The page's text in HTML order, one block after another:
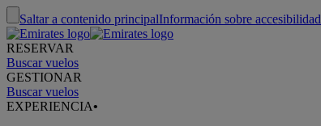
Saltar a contenido principalInformación sobre accesibilidad
RESERVAR
Buscar vuelos
GESTIONAR
Buscar vuelos
EXPERIENCIA•